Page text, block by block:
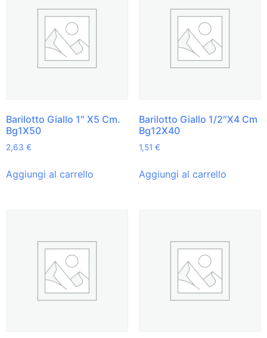
Barilotto Giallo 1″ X5 Cm.
Bg1X50
2,63 €
Aggiungi al carrello
Barilotto Giallo 1/2″X4 Cm
Bg12X40
1,51 €
Aggiungi al carrello